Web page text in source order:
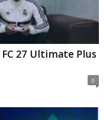
27 Ultimate Plus
0